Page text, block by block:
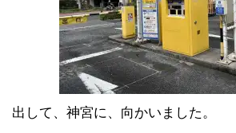
出して、神宮に、向かいました。